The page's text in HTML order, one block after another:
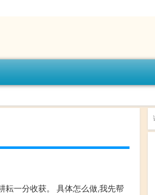
耘一分收获。 具体怎么做,我先帮